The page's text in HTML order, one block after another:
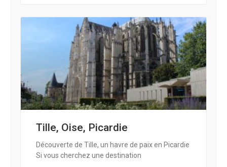
Tille, Oise, Picardie
Découverte de Tille, un havre de paix en Picardie
Si vous cherchez une destination